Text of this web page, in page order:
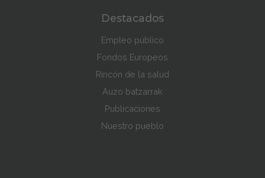
Destacados
Empleo público
Fondos Europeos
Rincón de la salud
Auzo batzarrak
Publicaciones
Nuestro pueblo